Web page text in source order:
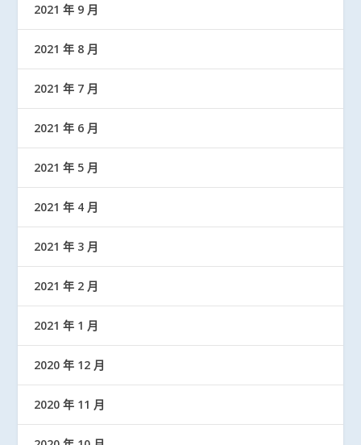
2021 年 9 月
2021 年 8 月
2021 年 7 月
2021 年 6 月
2021 年 5 月
2021 年 4 月
2021 年 3 月
2021 年 2 月
2021 年 1 月
2020 年 12 月
2020 年 11 月